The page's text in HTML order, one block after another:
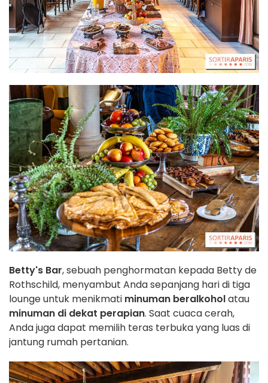
Betty's Bar, sebuah penghormatan kepada Betty de
Rothschild, menyambut Anda sepanjang hari di tiga
lounge untuk menikmati minuman beralkoholatau
minuman di dekat perapian. Saat cuaca cerah,
Anda juga dapat memilih teras terbuka yang luas di
jantung rumah pertanian.